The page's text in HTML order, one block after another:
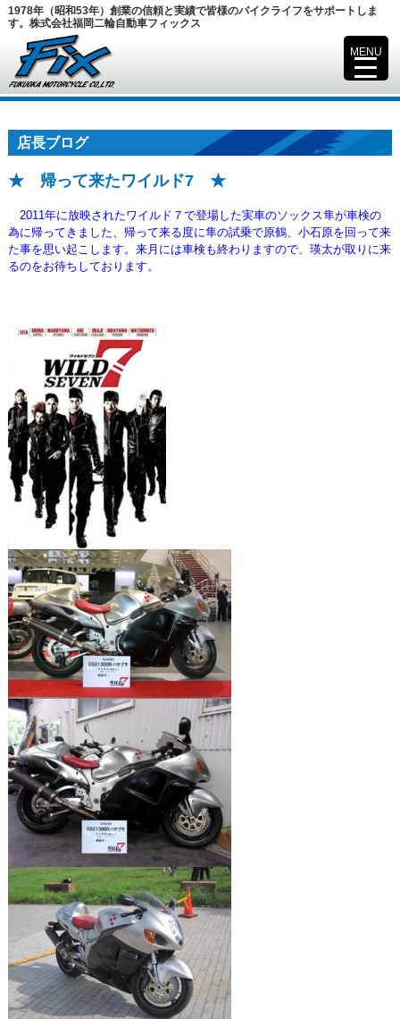
1978年（昭和53年）創業の信頼と実績で皆様のバイクライフをサポートしま
す。株式会社福岡二輪自動車フィックス
店長ブログ
★ 帰って来たワイルド7 ★
2011年に放映されたワイルド７で登場した実車のソックス隼が車検の
為に帰ってきました、帰って来る度に隼の試乗で原鶴、小石原を回って来
た事を思い起こします。来月には車検も終わりますので、瑛太が取りに来
るのをお待ちしております。
MENU
▼